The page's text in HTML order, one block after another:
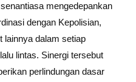
mengedepankan
dengan Kepolisian,
lainnya dalam setiap
lintas. Sinergi tersebut
perlindungan dasar